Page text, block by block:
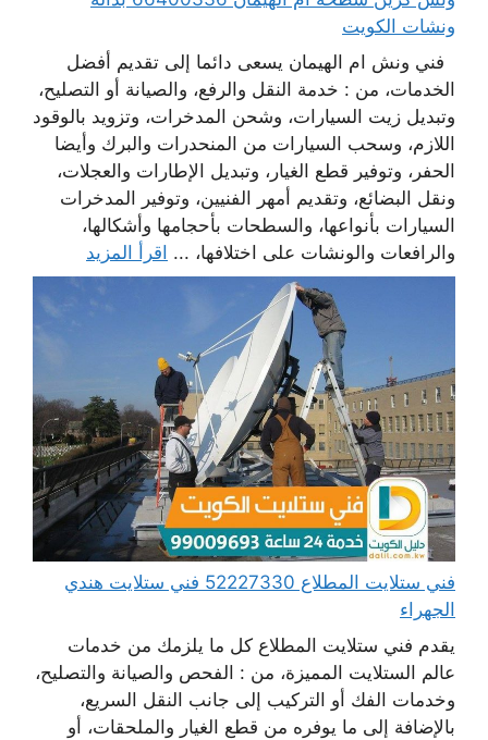
ونشات الكويت
فني ونش ام الهيمان يسعى دائما إلى تقديم أفضل
الخدمات، من : خدمة النقل والرفع، والصيانة أو التصليح،
وتبديل زيت السيارات، وشحن المدخرات، وتزويد بالوقود
اللازم، وسحب السيارات من المنحدرات والبرك وأيضا
الحفر، وتوفير قطع الغيار، وتبديل الإطارات والعجلات،
ونقل البضائع، وتقديم أمهر الفنيين، وتوفير المدخرات
السيارات بأنواعها، والسطحات بأحجامها وأشكالها،
والرافعات والونشات على اختلافها، ... اقرأ المزيد
فني ستلايت المطلاع 52227330 فني ستلايت هندي
الجهراء
يقدم فني ستلايت المطلاع كل ما يلزمك من خدمات
عالم الستلايت المميزة، من : الفحص والصيانة والتصليح،
وخدمات الفك أو التركيب إلى جانب النقل السريع،
بالإضافة إلى ما يوفره من قطع الغيار والملحقات، أو